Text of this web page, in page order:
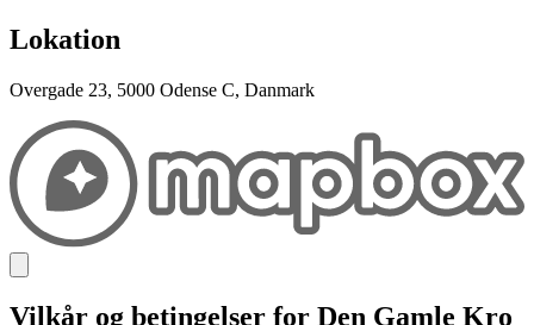
Lokation
Overgade 23, 5000 Odense C, Danmark
Vilkår og betingelser for Den Gamle Kro